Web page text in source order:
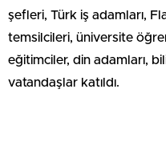
şefleri, Türk iş adamları,
temsilcileri, üniversite
eğitimciler, din adamları,
vatandaşlar katıldı.